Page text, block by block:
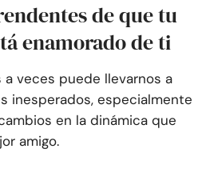
de que tu
enamorado de ti
a veces puede llevarnos a
inesperados, especialmente
en la dinámica que
amigo.